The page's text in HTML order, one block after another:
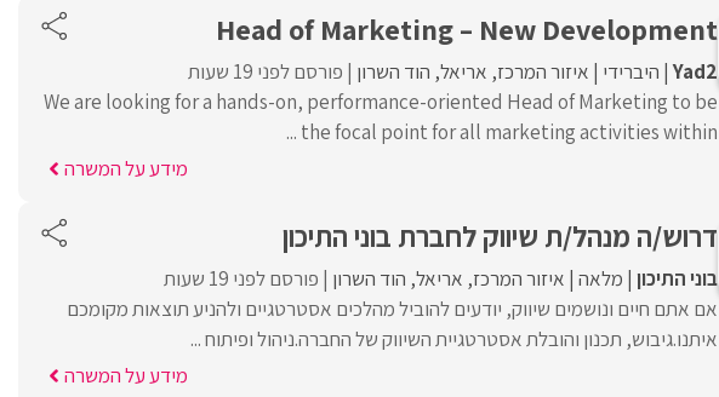
Head of Marketing – New Development
Yad2 היברידי איזור המרכז אריאל הוד השרון פורסם לפני 19 שעות
We are looking for a hands-on, performance-oriented Head of Marketing to be
the focal point for all marketing activities within ...
מידע על המשרה
דרוש/ה מנהל/ת שיווק לחברת בוני התיכון
בוני התיכון מלאה איזור המרכז אריאל הוד השרון פורסם לפני 19 שעות
אם אתם חיים ונושמים שיווק, יודעים להוביל מהלכים אסטרטגיים ולהניע תוצאות מקומכם
איתנו.גיבוש, תכנון והובלת אסטרטגיית השיווק של החברה.ניהול ופיתוח ...
מידע על המשרה